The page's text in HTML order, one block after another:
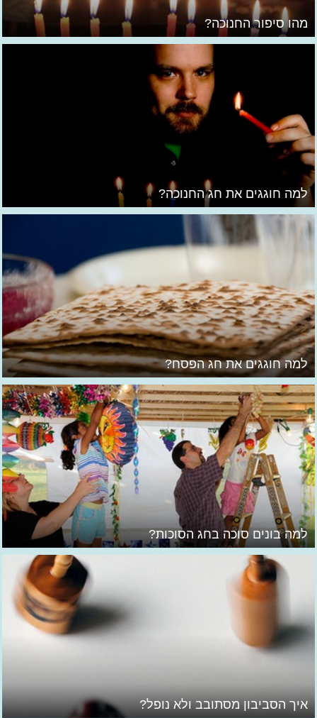
מהו סיפור החנוכה?
למה חוגגים את חג החנוכה?
למה חוגגים את חג הפסח?
למה בונים סוכה בחג הסוכות?
איך הסביבון מסתובב ולא נופל?